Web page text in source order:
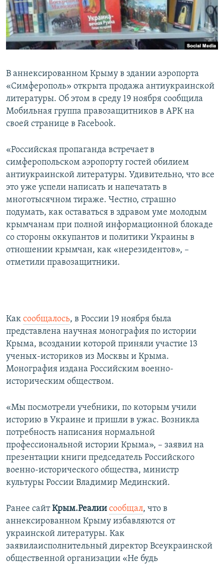
ПОБЕДИТЕЛЕЙ НЕ СУДЯТ?
КРЫМ.НЕПОКОРЕННЫЙ
ELIFBE
ПРИСОЕДИНЯЙТЕСЬ!
Все сайты RFE/RL
В аннексированном Крыму в здании аэропорта
«Симферополь» открыта продажа антиукраинской
литературы. Об этом в среду 19 ноября сообщила
Мобильная группа правозащитников в АРК на
своей странице в Facebook.
«Российская пропаганда встречает в
симферопольском аэропорту гостей обилием
антиукраинской литературы. Удивительно, что все
это уже успели написать и напечатать в
многотысячном тираже. Честно, страшно
подумать, как оставаться в здравом уме молодым
крымчанам при полной информационной блокаде
со стороны оккупантов и политики Украины в
отношении крымчан, как «нерезидентов», –
отметили правозащитники.
Как сообщалось, в России 19 ноября была
представлена научная монография по истории
Крыма, всоздании которой приняли участие 13
ученых-историков из Москвы и Крыма.
Монография издана Российским военно-
историческим обществом.
«Мы посмотрели учебники, по которым учили
историю в Украине и пришли в ужас. Возникла
потребность написания нормальной
профессиональной истории Крыма», – заявил на
презентации книги председатель Российского
военно-исторического общества, министр
культуры России Владимир Мединский.
Ранее сайтКрым.Реалии сообщал, что в
аннексированном Крыму избавляются от
украинской литературы. Как
заявилаисполнительный директор Всеукраинской
общественной организации «Не будь